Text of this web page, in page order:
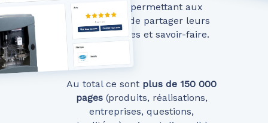
Réponses" permettant aux
techniciens de partager leurs
connaissances et savoir-faire.
Au total ce sont plus de 150 000
pages(produits, réalisations,
entreprises, questions,